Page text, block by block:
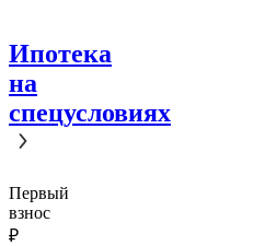
Ипотека
на
спецусловиях
Первый
взнос
₽